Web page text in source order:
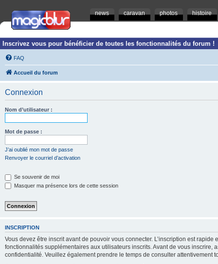
news caravan photos histoire
Inscrivez vous pour bénéficier de toutes les fonctionnalités du forum !
FAQ
Accueil du forum
Connexion
Nom d’utilisateur :
Mot de passe :
J’ai oublié mon mot de passe
Renvoyer le courriel d’activation
Se souvenir de moi
Masquer ma présence lors de cette session
INSCRIPTION
Vous devez être inscrit avant de pouvoir vous connecter. L’inscription est
fonctionnalités supplémentaires aux utilisateurs inscrits. Avant de vous inscrire,
confidentialité. Veuillez également prendre le temps de consulter attentivement